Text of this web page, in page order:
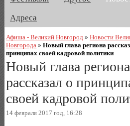
Адреса
Афиша - Великий Новгород »Новости
Новгорода »Новый глава региона
принципах своей кадровой политики
Новый глава региона
рассказал о
своей кадровой
14 февраля 2017 год, 16:28